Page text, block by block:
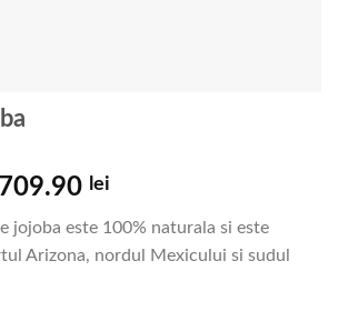
709.90 lei
prețuri:
179.90 lei
jojoba este 100% naturala si este
Arizona, nordul Mexicului si sudul